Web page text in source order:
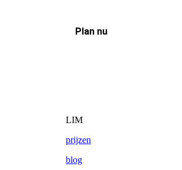
Plan nu
LIM
prijzen
blog